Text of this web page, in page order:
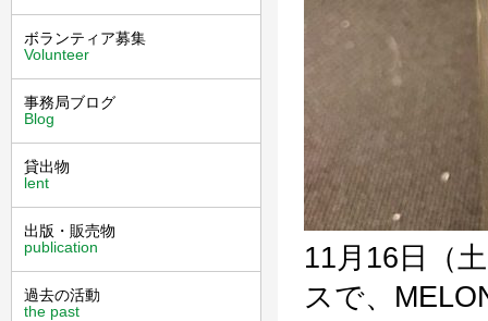
ボランティア募集
Volunteer
事務局ブログ
Blog
貸出物
lent
出版・販売物
publication
過去の活動
the past
11月16日（
スで、